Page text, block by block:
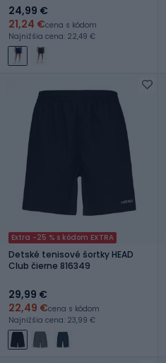
24,99 €
21,24 €cena s kódom
Najnižšia cena: 22,49 €
Extra -25 % s kódom EXTRA
Detské tenisové šortky HEAD
Club čierne 816349
29,99 €
22,49 €cena s kódom
Najnižšia cena: 23,99 €